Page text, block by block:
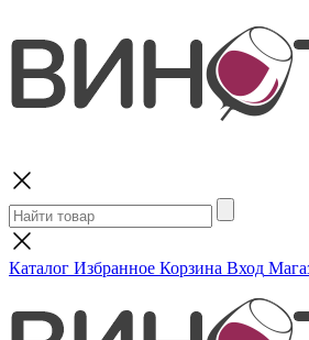
Каталог Избранное Корзина Вход